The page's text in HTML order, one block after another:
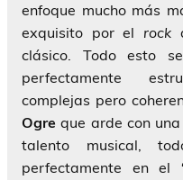
enfoque mucho más
exquisito por el rock
clásico. Todo esto
perfectamente
complejas pero
Ogre que arde con
talento musical,
perfectamente en el